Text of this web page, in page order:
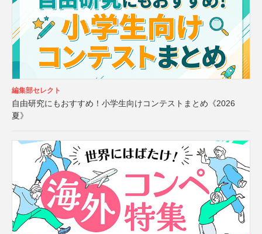
編集部セレクト
自由研究にもおすすめ！小学生向けコンテストまとめ《2026
夏》